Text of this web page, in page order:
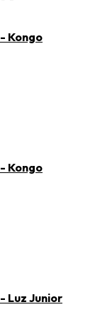
Kongo
Kongo
Luz Junior